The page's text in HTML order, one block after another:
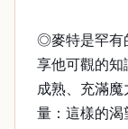
◎麥特是罕有
享他可觀的知
成熟、充滿
量：這樣的渴